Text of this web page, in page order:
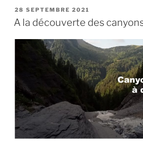
la
découverte
Canyons
d’Estive »
PUBLIÉ
LE
28 SEPTEMBRE 2021
A la découverte des